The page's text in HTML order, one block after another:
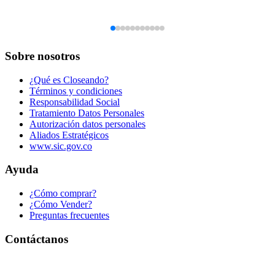
Sobre nosotros
¿Qué es Closeando?
Términos y condiciones
Responsabilidad Social
Tratamiento Datos Personales
Autorización datos personales
Aliados Estratégicos
www.sic.gov.co
Ayuda
¿Cómo comprar?
¿Cómo Vender?
Preguntas frecuentes
Contáctanos